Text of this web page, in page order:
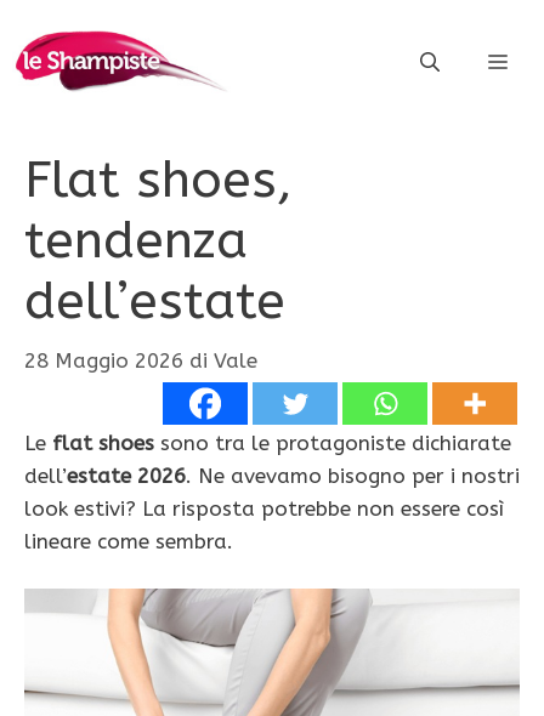
contenuto
Flat shoes,
tendenza
dell’estate
28 Maggio 2026 di Vale
Le flat shoes sono tra le protagoniste dichiarate
dell’estate 2026. Ne avevamo bisogno per i nostri
look estivi? La risposta potrebbe non essere così
lineare come sembra.